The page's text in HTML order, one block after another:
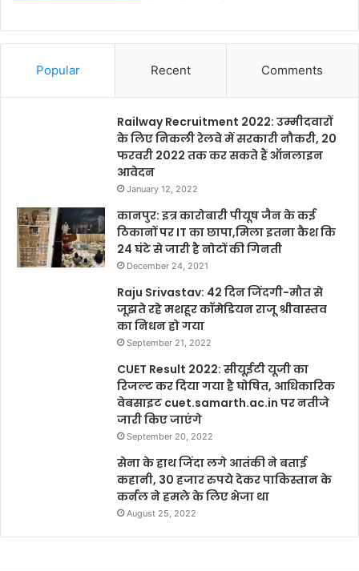
Popular Recent Comments
Railway Recruitment 2022: उम्मीदवारों
के लिए निकली रेलवे में सरकारी नौकरी, 20
फरवरी 2022 तक कर सकते हैं ऑनलाइन
आवेदन
January 12, 2022
कानपुर: इत्र कारोबारी पीयूष जैन के कई
ठिकानों पर IT का छापा,मिला इतना कैश कि
24 घंटे से जारी है नोटों की गिनती
December 24, 2021
Raju Srivastav: 42 दिन जिंदगी-मौत से
जूझते रहे मशहूर कॉमेडियन राजू श्रीवास्तव
का निधन हो गया
September 21, 2022
CUET Result 2022: सीयूईटी यूजी का
रिजल्ट कर दिया गया है घोषित, आधिकारिक
वेबसाइट cuet.samarth.ac.in पर नतीजे
जारी किए जाएंगे
September 20, 2022
सेना के हाथ जिंदा लगे आतंकी ने बताई
कहानी, 30 हजार रुपये देकर पाकिस्तान के
कर्नल ने हमले के लिए भेजा था
August 25, 2022